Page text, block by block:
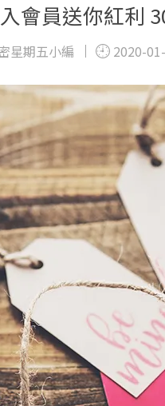
會員送你紅利
星期五小編 2020-